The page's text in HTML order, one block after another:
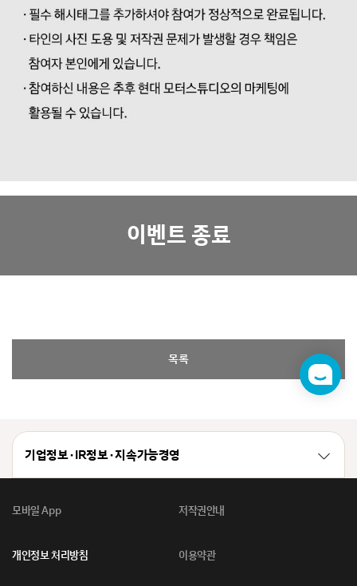
이벤트 종료
목록
챗
봇
기업정보 · IR정보 · 지속가능경영
모바일 App 저작권안내
개인정보 처리방침 이용약관